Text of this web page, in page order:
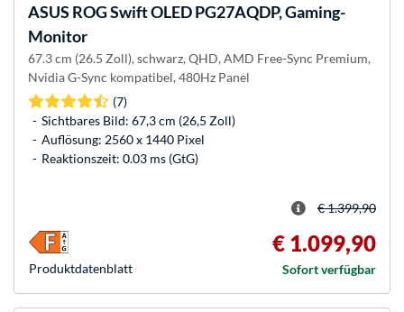
ASUS ROG Swift OLED PG27AQDP, Gaming-
Monitor
67.3 cm (26.5 Zoll), schwarz, QHD, AMD Free-Sync Premium,
Nvidia G-Sync kompatibel, 480Hz Panel
(7)
Sichtbares Bild: 67,3 cm (26,5 Zoll)
Auflösung: 2560 x 1440 Pixel
Reaktionszeit: 0.03 ms (GtG)
€ 1.399,90
€ 1.099,90
Sofort verfügbar
Produkt­datenblatt